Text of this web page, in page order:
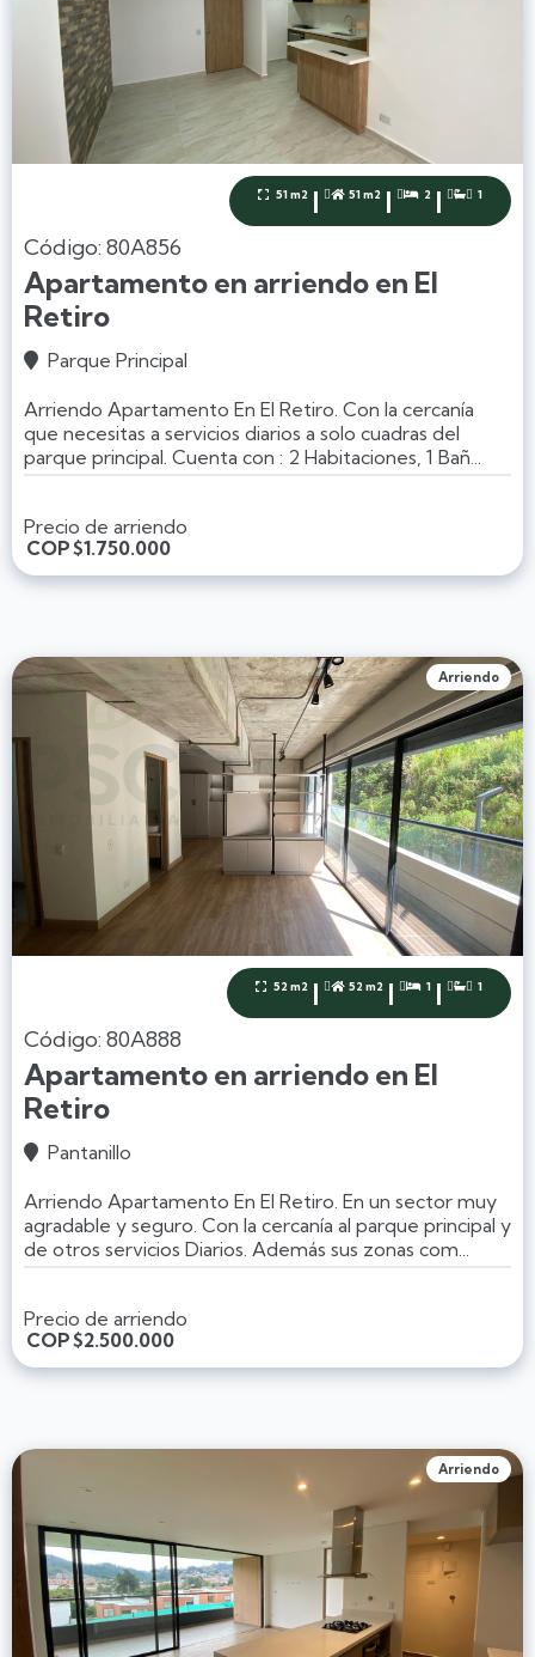
 51 m2 |  51 m2 |  2 |  1
Código: 80A856
Apartamento en arriendo en El
Retiro
 Parque Principal
Arriendo Apartamento En El Retiro. Con la cercanía
que necesitas a servicios diarios a solo cuadras del
parque principal. Cuenta con : 2 Habitaciones, 1 Bañ...
Precio de arriendo
COP$1.750.000
Arriendo
 52 m2 |  52 m2 |  1 |  1
Código: 80A888
Apartamento en arriendo en El
Retiro
 Pantanillo
Arriendo Apartamento En El Retiro. En un sector muy
agradable y seguro. Con la cercanía al parque principal y
de otros servicios Diarios. Además sus zonas com...
Precio de arriendo
COP$2.500.000
Arriendo